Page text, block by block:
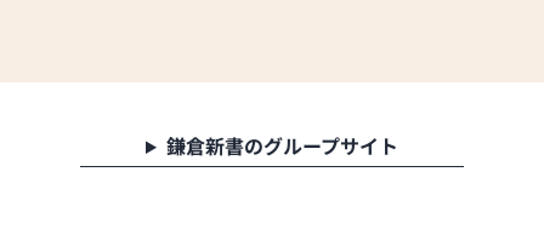
鎌倉新書のグループサイト